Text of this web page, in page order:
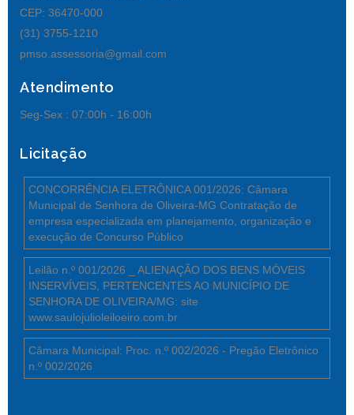
CEP: 36470-000
(31) 3755-1210
pmso.assessoria@gmail.com
Atendimento
Seg-Sex : 07:00h - 16:00h
Licitação
CONCORRÊNCIA ELETRÔNICA 001/2026: Câmara
Municipal de Senhora de Oliveira-MG Contratação de
empresa especializada em planejamento, organização e
execução de Concurso Público
Leilão n.º 001/2026 _ ALIENAÇÃO DOS BENS MÓVEIS
INSERVÍVEIS, PERTENCENTES AO MUNICÍPIO DE
SENHORA DE OLIVEIRA/MG: site
www.saulojulioleiloeiro.com.br
Câmara Municipal: Proc. n.º 002/2026 - Pregão Eletrônico
n.º 002/2026